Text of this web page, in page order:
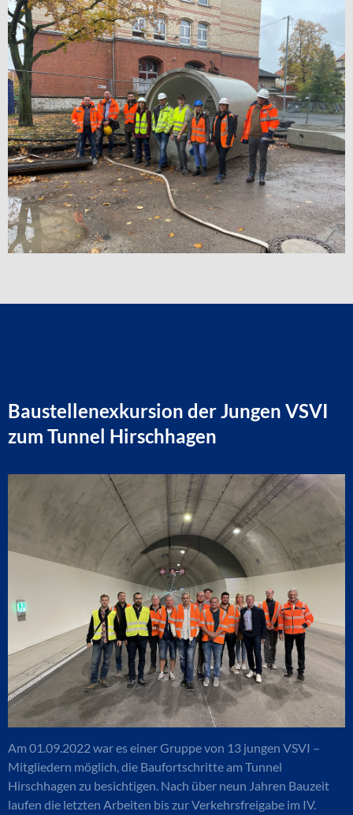
Baustellenexkursion der Jungen VSVI
zum Tunnel Hirschhagen
Am 01.09.2022 war es einer Gruppe von 13 jungen VSVI –
Mitgliedern möglich, die Baufortschritte am Tunnel
Hirschhagen zu besichtigen. Nach über neun Jahren Bauzeit
laufen die letzten Arbeiten bis zur Verkehrsfreigabe im IV.